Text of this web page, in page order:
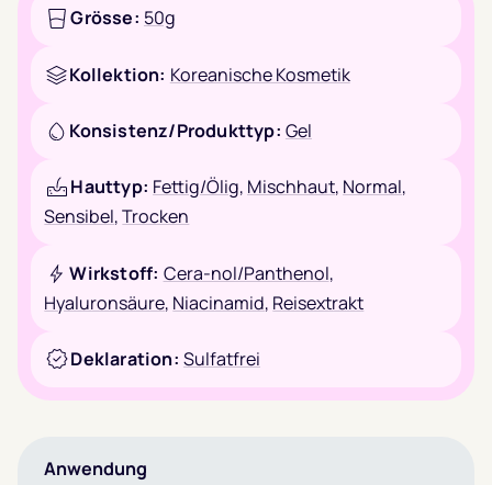
Grösse: 50g
Kollektion: Koreanische Kosmetik
Konsistenz/Produkttyp: Gel
Hauttyp: Fettig/Ölig, Mischhaut, Normal,
Sensibel,Trocken
Wirkstoff: Cera-nol/Panthenol,
Hyaluronsäure, Niacinamid, Reisextrakt
Deklaration: Sulfatfrei
Anwendung